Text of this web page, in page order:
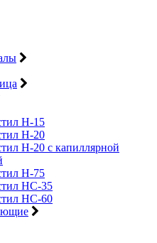
Н-15
Н-20
Н-20 с капиллярной
Н-75
НС-35
НС-60